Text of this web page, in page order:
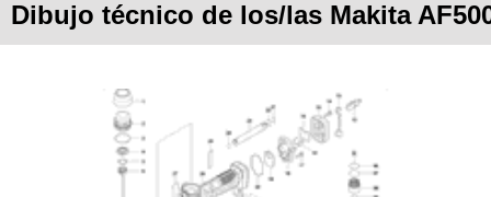
Dibujo técnico de los/las Makita